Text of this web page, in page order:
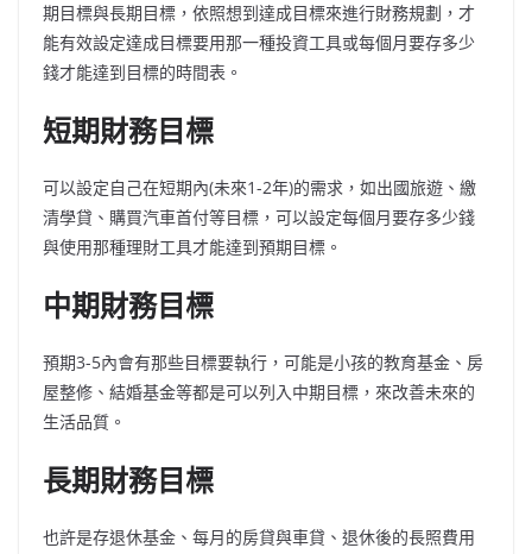
期目標與長期目標，依照想到達成目標來進行財務規劃，才
能有效設定達成目標要用那一種投資工具或每個月要存多少
錢才能達到目標的時間表。
短期財務目標
可以設定自己在短期內(未來1-2年)的需求，如出國旅遊、繳
清學貸、購買汽車首付等目標，可以設定每個月要存多少錢
與使用那種理財工具才能達到預期目標。
中期財務目標
預期3-5內會有那些目標要執行，可能是小孩的教育基金、房
屋整修、結婚基金等都是可以列入中期目標，來改善未來的
生活品質。
長期財務目標
也許是存退休基金、每月的房貸與車貸、退休後的長照費用